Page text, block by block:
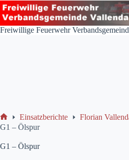
Zum
Inhalt
springen
Freiwillige Feuerwehr
Start
Einsatzberichte
Florian
G1 – Ölspur
G1 – Ölspur